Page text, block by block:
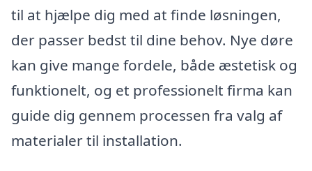
til at hjælpe dig med at finde løsningen,
der passer bedst til dine behov. Nye døre
kan give mange fordele, både æstetisk og
funktionelt, og et professionelt firma kan
guide dig gennem processen fra valg af
materialer til installation.